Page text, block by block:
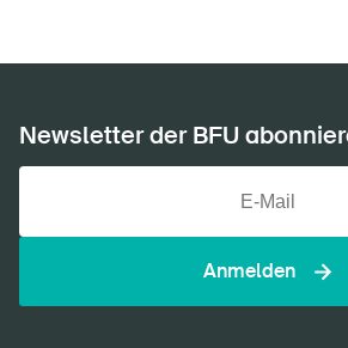
Newsletter der BFU
Anmelden